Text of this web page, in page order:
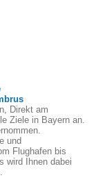
Direkt am
Ziele in Bayern an.
und
Flughafen bis
wird Ihnen dabei